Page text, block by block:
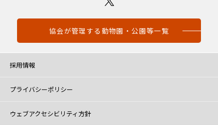
協会が管理する動物園・公園等一覧
採用情報
プライバシーポリシー
ウェブアクセシビリティ方針